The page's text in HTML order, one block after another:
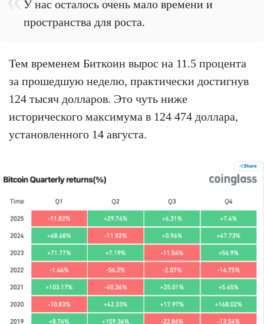
У нас осталось очень мало времени и
пространства для роста.
Тем временем Биткоин вырос на 11.5 процента
за прошедшую неделю, практически достигнув
124 тысяч долларов. Это чуть ниже
исторического максимума в 124 474 доллара,
установленного 14 августа.